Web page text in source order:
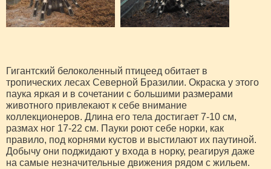
Гигантский белоколенный птицеед обитает в
тропических лесах Северной Бразилии. Окраска у этого
паука яркая и в сочетании с большими размерами
животного привлекают к себе внимание
коллекционеров. Длина его тела достигает 7-10 см,
размах ног 17-22 см. Пауки роют себе норки, как
правило, под корнями кустов и выстилают их паутиной.
Добычу они поджидают у входа в норку, реагируя даже
на самые незначительные движения рядом с жильем.